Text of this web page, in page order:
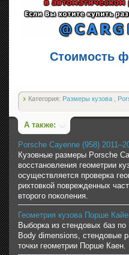
Стоимость
Категория: Размеры кузова
А также:
Porsche Cayenne (958)
Кузовные размеры Porsche
восстановления геометрии
осуществляется проверка
рихтовкой поврежденных
второго поколения.
Геометрия кузова Порше
Выборка из стендовых баз
Body dimensions, стендовые
точки геометрии Порше Каен.